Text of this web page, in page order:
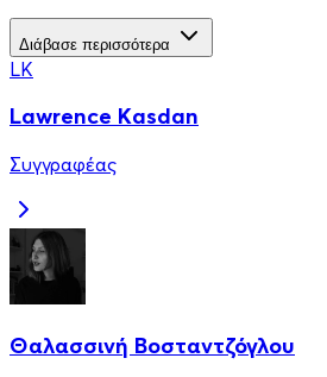
Διάβασε περισσότερα
LK
Lawrence Kasdan
Συγγραφέας
Θαλασσινή Βοσταντζόγλου